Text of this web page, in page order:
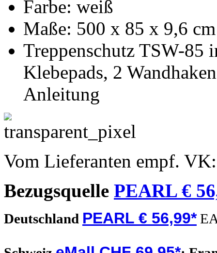
Farbe: weiß
Maße: 500 x 85 x 9,6
Treppenschutz TSW-85
Klebepads, 2
Anleitung
Vom Lieferanten empf.
Bezugsquelle PEARL €
Deutschland PEARL € 56,99*